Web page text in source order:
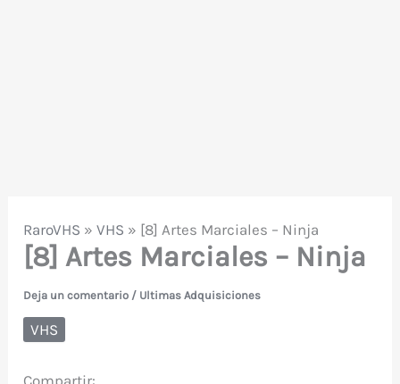
RaroVHS »VHS » [8] Artes Marciales – Ninja
[8] Artes Marciales – Ninja
Deja un comentario / Ultimas Adquisiciones
VHS